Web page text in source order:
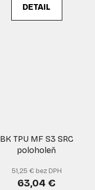
DETAIL
BK TPU MF S3 SRC
poloholeň
51,25 € bez DPH
63,04 €